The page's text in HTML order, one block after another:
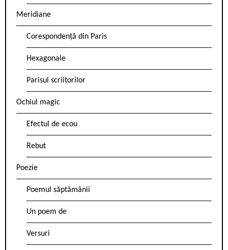
Meridiane
Corespondență din Paris
Hexagonale
Parisul scriitorilor
Ochiul magic
Efectul de ecou
Rebut
Poezie
Poemul săptămânii
Un poem de
Versuri